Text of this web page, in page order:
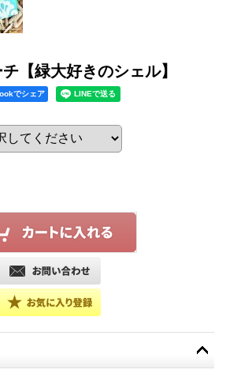
【緑大好きのシェル】
でシェア